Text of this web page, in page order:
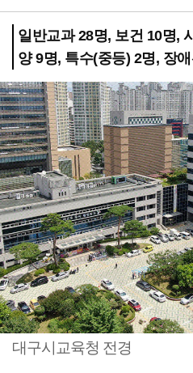
일반교과 28명, 보건 10명,
양 9명, 특수(중등) 2명, 장
대구시교육청 전경